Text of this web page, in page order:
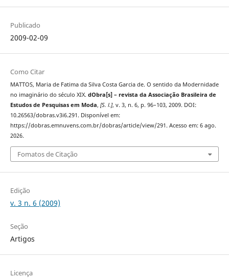
Publicado
2009-02-09
Como Citar
MATTOS, Maria de Fatima da Silva Costa Garcia de. O sentido da Modernidade
no imaginário do século XIX. dObra[s] – revista da Associação Brasileira de
Estudos de Pesquisas em Moda, [S. l.], v. 3, n. 6, p. 96–103, 2009. DOI:
10.26563/dobras.v3i6.291. Disponível em:
https://dobras.emnuvens.com.br/dobras/article/view/291. Acesso em: 6 ago.
2026.
Fomatos de Citação
Edição
v. 3 n. 6 (2009)
Seção
Artigos
Licença